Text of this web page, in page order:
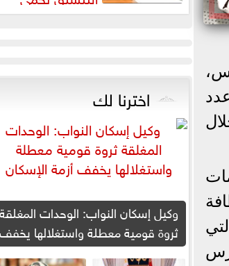
الطلاب من النصب الأكاديمي
اخترنا لك
وكيل إسكان النواب: الوحدات المغلقة
ثروة قومية معطلة واستغلالها يخفف
أزمة الإسكان